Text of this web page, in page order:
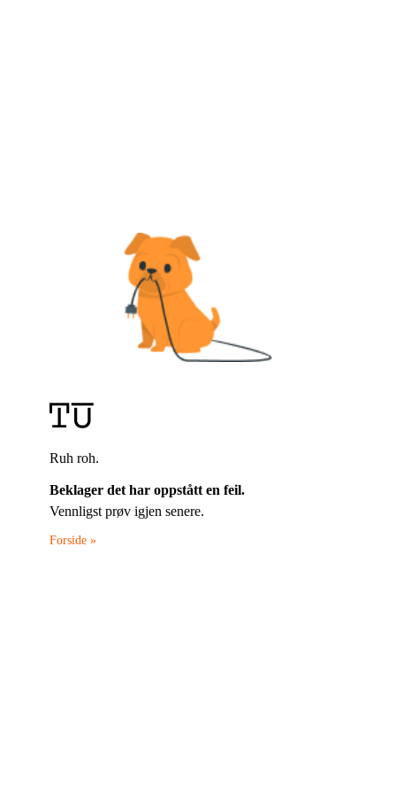
Ruh roh.
Beklager det har oppstått en feil.
Vennligst prøv igjen senere.
Forside »